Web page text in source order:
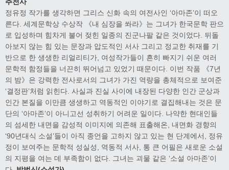
추천사
정유정 작가를 생각하면 그리스 신화 속의 여전사인 ‘아마존’이 떠오
른다. 세계문학상 수상작 《내 심장을 쏴라》는 그녀가 한국문학 판으
로 입성하며 힘차게 불어 젖힌 일종의 진군나팔 같은 것이었다. 뒤돌
아보지 않는 힘 있는 문장과 압도적인 서사 그리고 정교한 취재를 기
반으로 한 생생한 리얼리티가, 여성작가들이 흔히 빠지기 쉬운 여러
문학적 함정들을 너끈히 뛰어넘고 있었기 때문이다. 이번 작품 《7년
의 밤》은 강력한 전사로서의 그녀가 가진 역량을 총체적으로 보여준
‘결정판’처럼 읽힌다. 사실과 진실 사이에 내장된 다양한 인간 군상과
인간 본질을 이만큼 생생하고 역동적인 이야기로 결집해내는 것은 문
단의 ‘아마존’이 아니고선 성취하기 어려운 일이다. 나약한 현대인들
의 섬세한 내면을 감성적 이미지에 의존해 표출해온, 내면화 경향의
‘90년대식 소설’들이 아직 종언을 고하지 않고 있는 현 단계에서, 정유
정이 보여주는 문학적 성실성, 역동적 서사, 통 큰 어필은 새로운 소설
의 지평을 여는 데 부족함이 없다. 그녀는 괴물 같은 ‘소설 아마존’이